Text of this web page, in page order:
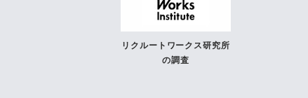
リクルートワークス研究所
の調査